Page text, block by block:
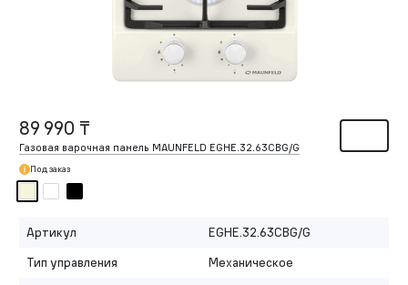
89 990 ₸
Газовая варочная панель MAUNFELD EGHE.32.63CBG/G
Под заказ
Артикул
EGHE.32.63CBG/G
Тип управления
Механическое